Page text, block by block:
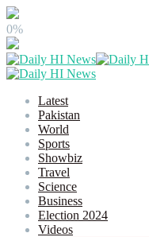
0%
Latest
Pakistan
World
Sports
Showbiz
Travel
Science
Business
Election 2024
Videos